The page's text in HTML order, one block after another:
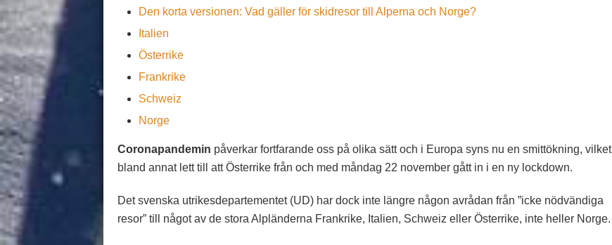
Den korta versionen: Vad gäller för skidresor till Alperna och Norge?
Italien
Österrike
Frankrike
Schweiz
Norge
Coronapandemin påverkar fortfarande oss på olika sätt och i Europa syns nu en smittökning, vilket
bland annat lett till att Österrike från och med måndag 22 november gått in i en ny lockdown.
Det svenska utrikesdepartementet (UD) har dock inte längre någon avrådan från ”icke nödvändiga
resor” till något av de stora Alpländerna Frankrike, Italien, Schweiz eller Österrike, inte heller Norge.